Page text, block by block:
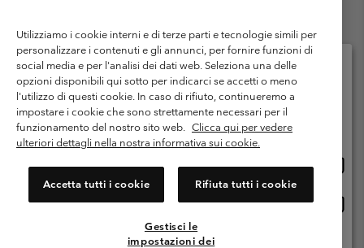
Termini di utilizzo
Condizioni Generali di Venditaa
Garanzia
Politica sulla privacy
Termini e condizioni del programma di membership
Condizioni di utilizzo dei contenuti generati dagli utenti
Impressum
Cookies
Public CBCR
Servizio clienti: Lun. - ven. 9:00 - 13:00 & 14:00- 18:00
(+)390694804176
Utilizziamo i cookie interni e di terze parti e tecnologie simili per
personalizzare i contenuti e gli annunci, per fornire funzioni di
social media e per l'analisi dei dati web. Seleziona una delle
opzioni disponibili qui sotto per indicarci se accetti o meno
l'utilizzo di questi cookie. In caso di rifiuto, continueremo a
impostare i cookie che sono strettamente necessari per il
funzionamento del nostro sito web. Clicca qui per vedere
ulteriori dettagli nella nostra informativa sui cookie.
Accetta tutti i cookie Rifiuta tutti i cookie
Gestisci le
impostazioni dei
Seleziona il paese di spedizione e la lingua
Shopping online disponibile
online
Italia
online